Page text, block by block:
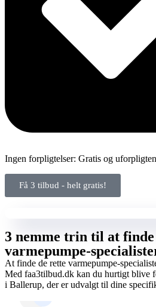
Ingen forpligtelser: Gratis og
Få 3 tilbud - helt gratis!
3 nemme trin til at finde
varmepumpe-
At finde de rette varmepumpe-
Med faa3tilbud.dk kan du hurtigt blive
i Ballerup, der er udvalgt til dine